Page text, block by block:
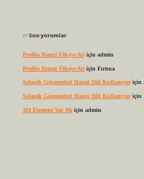
Son yorumlar
Profilo Hangi Ülkeye Aitiçin admin
Profilo Hangi Ülkeye Aitiçin Fırtına
Selanik Göçmenleri Hangi Dili Kullanıyoriçin
Selanik Göçmenleri Hangi Dili Kullanıyoriçin
119 Element Var Mı için admin